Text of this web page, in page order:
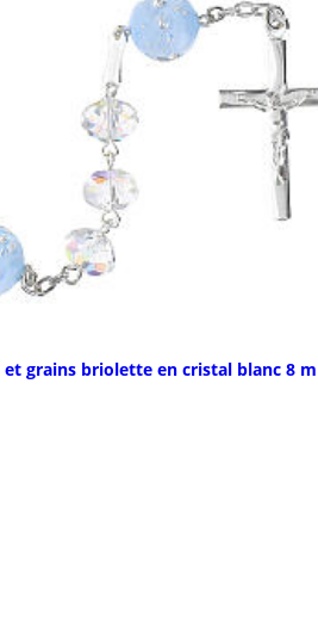
et grains briolette en cristal blanc 8